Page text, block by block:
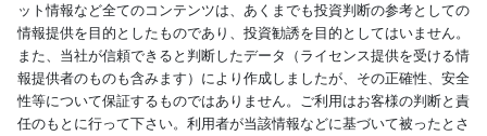
ット情報など全てのコンテンツは、あくまでも投資判断の参考としての
情報提供を目的としたものであり、投資勧誘を目的としてはいません。
また、当社が信頼できると判断したデータ（ライセンス提供を受ける情
報提供者のものも含みます）により作成しましたが、その正確性、安全
性等について保証するものではありません。ご利用はお客様の判断と責
任のもとに行って下さい。利用者が当該情報などに基づいて被ったとさ